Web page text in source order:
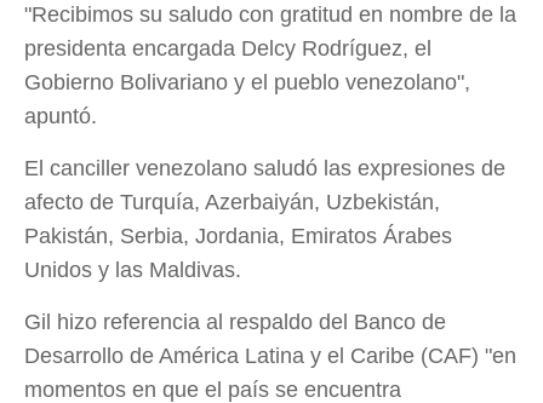
"Recibimos su saludo con gratitud en nombre de la
presidenta encargada Delcy Rodríguez, el
Gobierno Bolivariano y el pueblo venezolano",
apuntó.
El canciller venezolano saludó las expresiones de
afecto de Turquía, Azerbaiyán, Uzbekistán,
Pakistán, Serbia, Jordania, Emiratos Árabes
Unidos y las Maldivas.
Gil hizo referencia al respaldo del Banco de
Desarrollo de América Latina y el Caribe (CAF) "en
momentos en que el país se encuentra